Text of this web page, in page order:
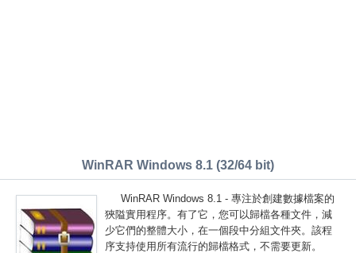
WinRAR Windows 8.1 (32/64 bit)
WinRAR Windows 8.1 - 專注於創建數據檔案的
狹隘實用程序。有了它，您可以歸檔各種文件，減
少它們的整體大小，在一個段中分組文件夾。該程
序支持使用所有流行的歸檔格式，不需要更新。